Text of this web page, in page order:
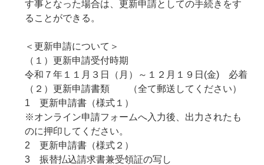
す事となった場合は、更新申請としての手続きをす
ることができる。
＜更新申請について＞
（１）更新申請受付時期
令和７年１１月３日（月）～１２月１９日(金) 必着
（２）更新申請書類 （全て郵送してください）
1 更新申請書（様式１）
※オンライン申請フォームへ入力後、出力されたも
のに押印してください。
2 更新申請書（様式２）
3 振替払込請求書兼受領証の写し